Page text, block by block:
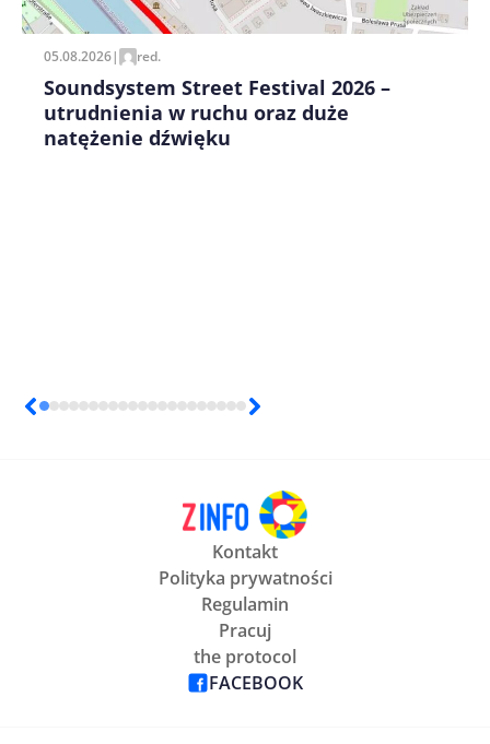
05.08.2026| red.
Soundsystem Street Festival 2026 –
utrudnienia w ruchu oraz duże
natężenie dźwięku
Kontakt
Polityka prywatności
Regulamin
Pracuj
the protocol
FACEBOOK